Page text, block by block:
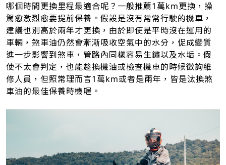
哪個時間更換里程最適合呢？一般推薦1萬km更換，操
駕愈激烈愈要提前保養。假設是沒有常常行駛的機車，
建議也別高於兩年才更換，由於即使是平時沒在運用的
車輛，煞車油仍然會漸漸吸收空氣中的水分，促成變質
進一步影響到煞車，管路內同樣容易生鏽以及水垢。假
使不太會判定，也能趁換機油或檢查機車的時候徵詢維
修人員，但照常理而言1萬km或者是兩年，皆是汰換煞
車油的最佳保養時機喔。